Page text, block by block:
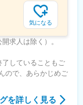
気になる
求人は除く）。
していることもご
ので、あらかじめご
を詳しく見る